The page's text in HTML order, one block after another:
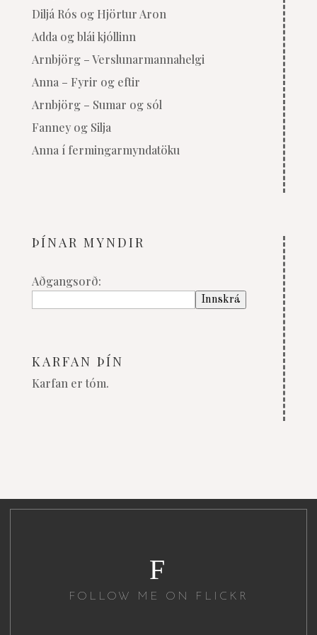
Diljá Rós og Hjörtur Aron
Adda og blái kjóllinn
Arnbjörg – Verslunarmannahelgi
Anna – Fyrir og eftir
Arnbjörg – Sumar og sól
Fanney og Silja
Anna í fermingarmyndatöku
ÞÍNAR MYNDIR
Aðgangsorð:
KARFAN ÞÍN
Karfan er tóm.
F
FOLLOW ME ON FLICKR